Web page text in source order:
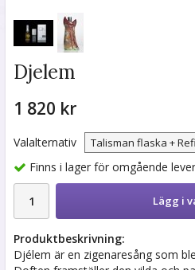
Djelem
1 820 kr
Valalternativ
Finns i lager för omgående
Lägg i
Produktbeskrivning:
Djélem är en zigenaresång som